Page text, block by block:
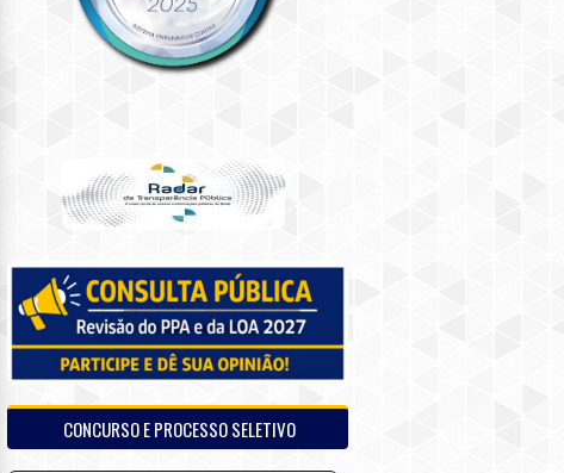
CONCURSO E PROCESSO SELETIVO